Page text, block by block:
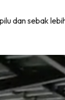
dan sebak